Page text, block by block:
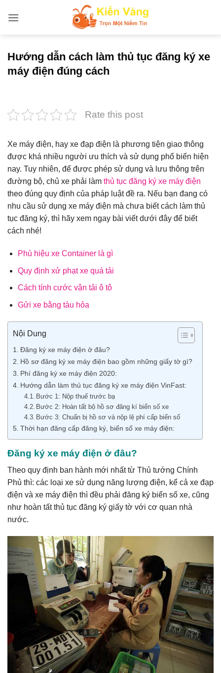
qua
Hướng dẫn cách làm thủ tục đăng ký xe
máy điện đúng cách
Rate this post
Xe máy điện, hay xe đạp điện là phương tiện giao thông
được khá nhiều người ưu thích và sử dụng phổ biến hiện
nay. Tuy nhiên, để được phép sử dụng và lưu thông trên
đường bộ, chủ xe phải làm thủ tục đăng ký xe máy điện
theo đúng quy định của pháp luật đề ra. Nếu bạn đang có
nhu cầu sử dụng xe máy điện mà chưa biết cách làm thủ
tục đăng ký, thì hãy xem ngay bài viết dưới đây để biết
cách nhé!
Phù hiệu xe Container là gì
Quy định xử phạt xe quá tải
Cách tính cước vận tải ô tô
Gửi xe bằng tàu hỏa
Nội Dung
Đăng ký xe máy điện ở đâu?
Hồ sơ đăng ký xe máy điện bao gồm những giấy tờ gì?
Phí đăng ký xe máy điện 2020:
Hướng dẫn làm thủ tục đăng ký xe máy điện VinFast:
Bước 1: Nộp thuế trước bạ
Bước 2: Hoàn tất bộ hồ sơ đăng kí biển số xe
Bước 3: Chuẩn bị hồ sơ và nộp lệ phí cấp biển số
Thời hạn đăng cấp đăng ký, biển số xe máy điện:
Đăng ký xe máy điện ở đâu?
Theo quy định ban hành mới nhất từ Thủ tướng Chính
Phủ thì: các loại xe sử dụng năng lượng điện, kể cả xe đạp
điện và xe máy điện thì đều phải đăng ký biển số xe, cũng
như hoàn tất thủ tục đăng ký giấy tờ với cơ quan nhà
nước.